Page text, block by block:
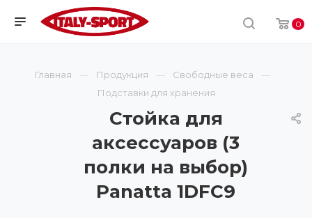
0
Главная Продукция
Свободные веса
Подставки для хранения
Стойка для
аксессуаров (3
полки на выбор)
Panatta 1DFC9